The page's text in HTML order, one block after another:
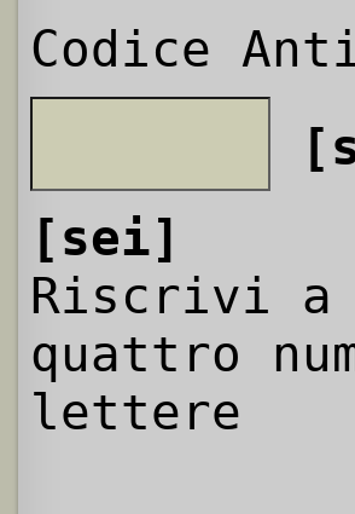
Codice
[sei]
Riscrivi
quattro
lettere